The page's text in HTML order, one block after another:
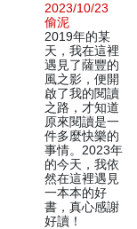
2023/10/23
偷泥
2019年的某
天，我在這裡
遇見了薩豐的
風之影，便開
啟了我的閱讀
之路，才知道
原來閱讀是一
件多麼快樂的
事情。2023年
的今天，我依
然在這裡遇見
一本本的好
書，真心感謝
好讀！